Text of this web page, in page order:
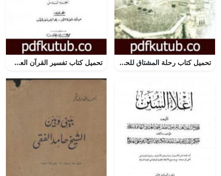
تحميل كتاب رحلة المشتاق للحج والعمرة PDF تأليف خالد أبو شادي مجانا [كامل] تحميل كتاب تفسير القرآن العظيم – مجلد 6 PDF تأليف ابن كثير مجانا [كامل]